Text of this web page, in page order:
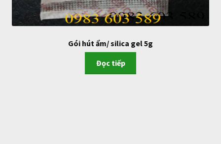
Gói hút ẩm/ silica gel 5g
Đọc tiếp